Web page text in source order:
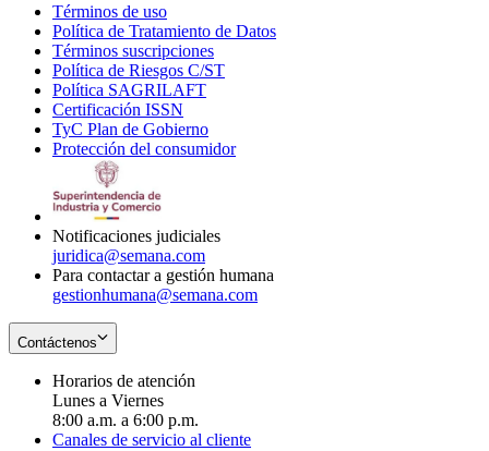
Términos de uso
in
new
window
Política de Tratamiento de Datos
Términos suscripciones
in
Política de Riesgos C/ST
Política SAGRILAFT
new
window
Certificación ISSN
in
new
TyC Plan de Gobierno
in
Protección del consumidorOpens
Notificaciones judiciales
juridica@semana.com
Para contactar a gestión humana
gestionhumana@semana.com
Contáctenos
Horarios de atención
Lunes a Viernes
8:00 a.m. a 6:00 p.m.
Canales de servicio al cliente